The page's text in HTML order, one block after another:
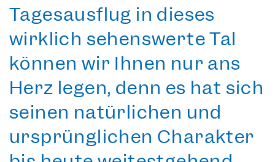
Tagesausflug in dieses
wirklich sehenswerte Tal
können wir Ihnen nur ans
Herz legen, denn es hat sich
seinen natürlichen und
ursprünglichen Charakter